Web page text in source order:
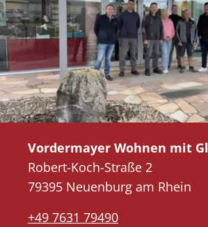
Vordermayer Wohnen mit
Robert-Koch-Straße 2
79395 Neuenburg am Rhein
+49 7631 79490